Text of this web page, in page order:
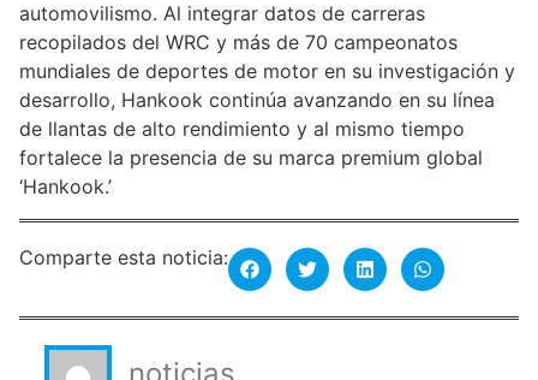
automovilismo. Al integrar datos de carreras
recopilados del WRC y más de 70 campeonatos
mundiales de deportes de motor en su investigación y
desarrollo, Hankook continúa avanzando en su línea
de llantas de alto rendimiento y al mismo tiempo
fortalece la presencia de su marca premium global
‘Hankook.’
Comparte esta noticia: